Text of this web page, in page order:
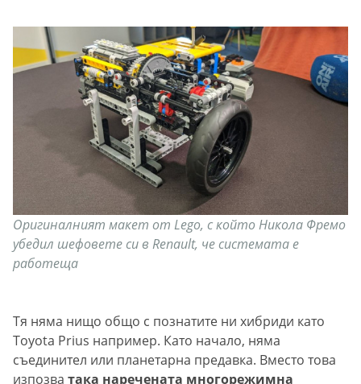
Оригиналният макет от Lego, с който Никола Фремо
убедил шефовете си в Renault, че системата е
работеща
Тя няма нищо общо с познатите ни хибриди като
Toyota Prius например. Като начало, няма
съединител или планетарна предавка. Вместо това
изпозва така наречената многорежимна